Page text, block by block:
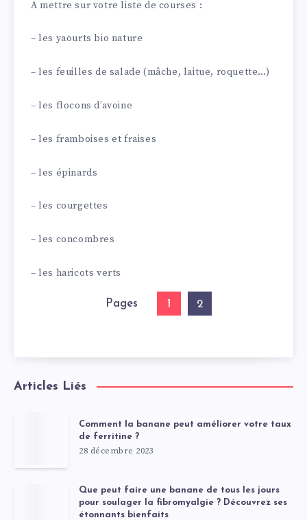
A mettre sur votre liste de courses :
– les yaourts bio nature
– les feuilles de salade (mâche, laitue, roquette…)
– les flocons d’avoine
– les framboises et fraises
– les épinards
– les courgettes
– les concombres
– les haricots verts
Pages 1 2
Articles Liés
Comment la banane peut améliorer votre taux
de ferritine ?
28 décembre 2023
Que peut faire une banane de tous les jours
pour soulager la fibromyalgie ? Découvrez ses
étonnants bienfaits